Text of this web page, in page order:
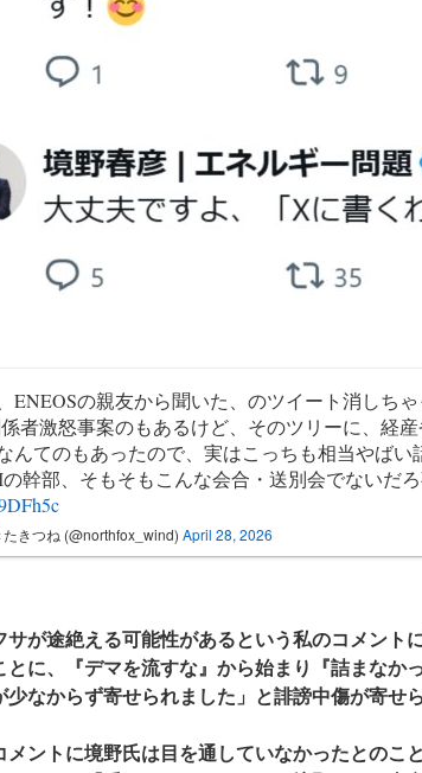
ENEOSの親友から聞いた、のツイート消しち
者激怒事案のもあるけど、そのツリーに、経
んてのもあったので、実はこっちも相当やばい
の幹部、そもそもこんな会合・送別会でないだろ
きつね (@northfox_wind) April 28, 2026
サが途絶える可能性があるという私のコメント
とに、『デマを流すな』から始まり『詰まなか
少なからず寄せられました」と誹謗中傷が寄せ
ントに境野氏は目を通していなかったとのこ